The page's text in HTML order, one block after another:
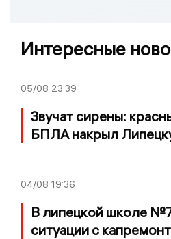
Интересные
05/08 23:39
Звучат сирены:
БПЛА накрыл
04/08 19:36
В липецкой школе
ситуации с